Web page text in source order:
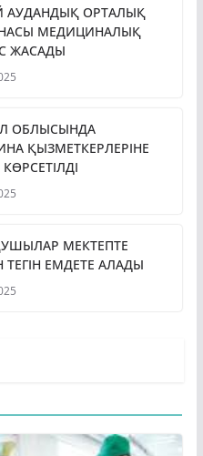
АУДАНДЫҚ ОРТАЛЫҚ
МЕДИЦИНАЛЫҚ
ЖАСАДЫ
ОБЛЫСЫНДА
ҚЫЗМЕТКЕРЛЕРІНЕ
МЕКТЕПТЕ
ТЕГІН ЕМДЕТЕ АЛАДЫ